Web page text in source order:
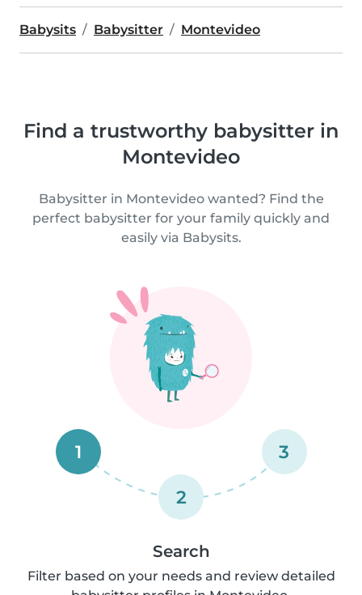
Babysits Babysitter Montevideo
Find a trustworthy babysitter in
Montevideo
Babysitter in Montevideo wanted? Find the
perfect babysitter for your family quickly and
easily via Babysits.
1
2
3
Search
Filter based on your needs and review detailed